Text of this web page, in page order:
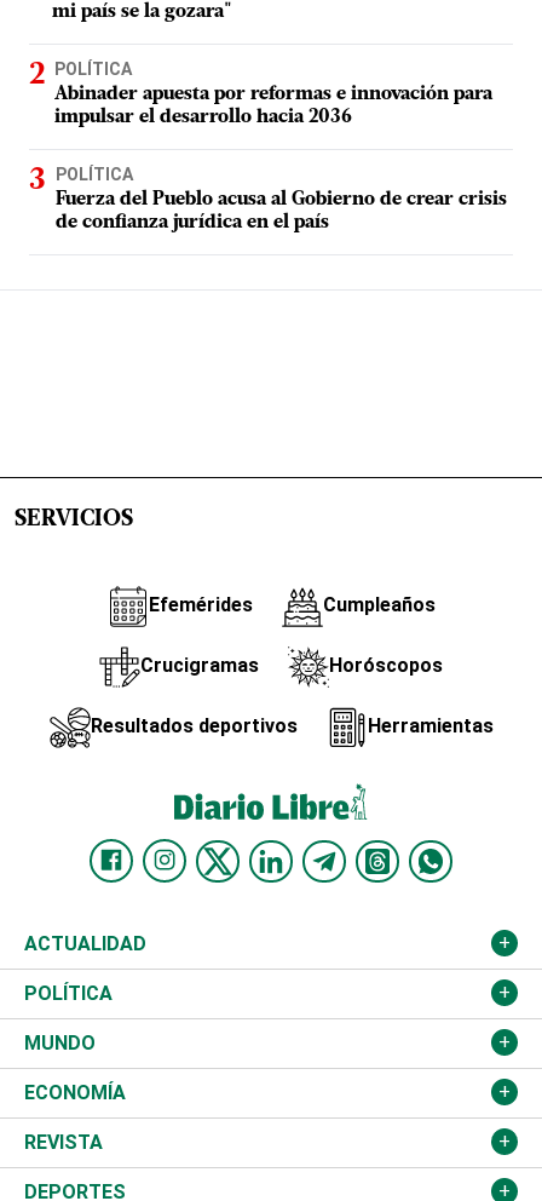
mi país se la gozara"
POLÍTICA
Abinader apuesta por reformas e innovación para
impulsar el desarrollo hacia 2036
POLÍTICA
Fuerza del Pueblo acusa al Gobierno de crear crisis
de confianza jurídica en el país
SERVICIOS
Efemérides Cumpleaños
Crucigramas Horóscopos
Resultados deportivos Herramientas
ACTUALIDAD
Nacional
Ciudad
Educación
Salud
Justicia
POLÍTICA
Partidos
JCE
TSE
Congreso Nacional
MUNDO
Estados Unidos
América Latina
Haití
ECONOMÍA
Finanzas
Turismo
REVISTA
Música
DEPORTES